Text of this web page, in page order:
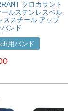
クロカラント
ルステンレスベル
ススチール アップ
ンド
用バンド